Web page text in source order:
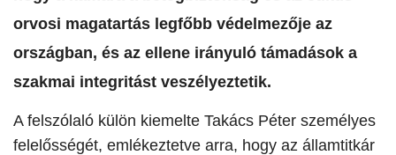
orvosi magatartás legfőbb védelmezője az
országban, és az ellene irányuló támadások a
szakmai integritást veszélyeztetik.
A felszólaló külön kiemelte Takács Péter személyes
felelősségét, emlékeztetve arra, hogy az államtitkár